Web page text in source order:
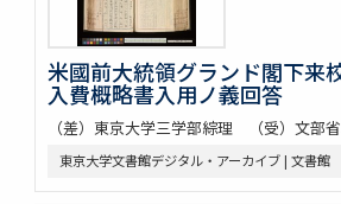
米國前大統領グランド閣下来
入費概略書入用ノ義回答
（差）東京大学三学部綜理 （受）文部
東京大学文書館デジタル・アーカイブ | 文書館